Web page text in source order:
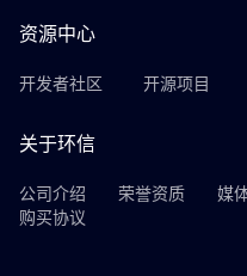
资源中心
开发者社区 开源项目
关于环信
公司介绍 荣誉资质 媒
购买协议